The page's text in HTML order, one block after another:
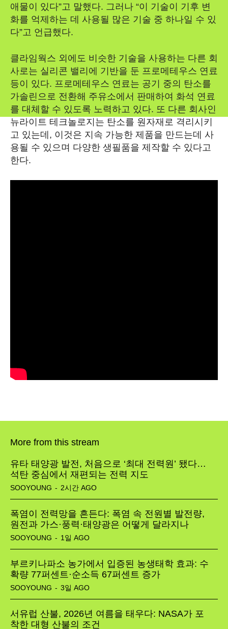
애물이 있다”고 말했다. 그러나 “이 기술이 기후 변
화를 억제하는 데 사용될 많은 기술 중 하나일 수 있
다”고 언급했다.
클라임웍스 외에도 비슷한 기술을 사용하는 다른 회
사로는 실리콘 밸리에 기반을 둔 프로메테우스 연료
등이 있다. 프로메테우스 연료는 공기 중의 탄소를
가솔린으로 전환해 주유소에서 판매하여 화석 연료
를 대체할 수 있도록 노력하고 있다. 또 다른 회사인
뉴라이트 테크놀로지는 탄소를 원자재로 격리시키
고 있는데, 이것은 지속 가능한 제품을 만드는데 사
용될 수 있으며 다양한 생필품을 제작할 수 있다고
한다.
More from this stream
유타 태양광 발전, 처음으로 ‘최대 전력원’ 됐다…
석탄 중심에서 재편되는 전력 지도
SOOYOUNG - 2시간 AGO
폭염이 전력망을 흔든다: 폭염 속 전원별 발전량,
원전과 가스·풍력·태양광은 어떻게 달라지나
SOOYOUNG - 1일 AGO
부르키나파소 농가에서 입증된 농생태학 효과: 수
확량 77퍼센트·순소득 67퍼센트 증가
SOOYOUNG - 3일 AGO
서유럽 산불, 2026년 여름을 태우다: NASA가 포
착한 대형 산불의 조건